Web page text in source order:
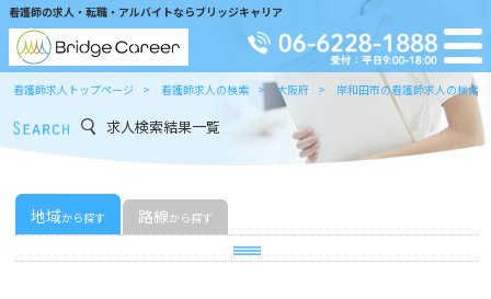
看護師の求人・転職・アルバイトならブリッジキャリア
看護師求人トップページ 看護師求人の検索 大阪府 岸和田市の看護師求人の検索
求人検索結果一覧
地域から探す 路線から探す